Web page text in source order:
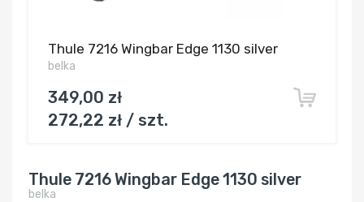
Thule 7216 Wingbar Edge 1130 silver
belka
349,00 zł
272,22 zł / szt.
Thule 7216 Wingbar Edge 1130 silver
belka